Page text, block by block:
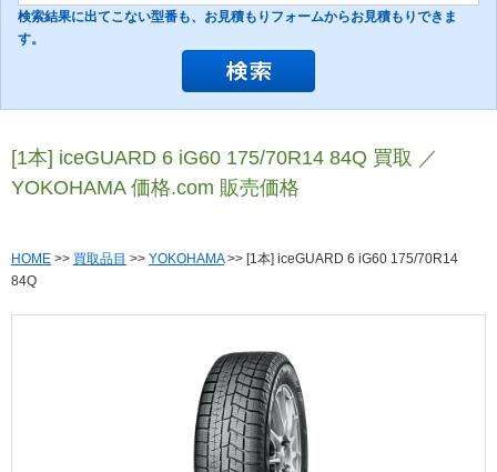
検索結果に出てこない型番も、お見積もりフォームからお見積もりできま
す。
[1本] iceGUARD 6 iG60 175/70R14 84Q 買取 ／
YOKOHAMA 価格.com 販売価格
HOME >> 買取品目 >> YOKOHAMA>> [1本] iceGUARD 6 iG60 175/70R14
84Q